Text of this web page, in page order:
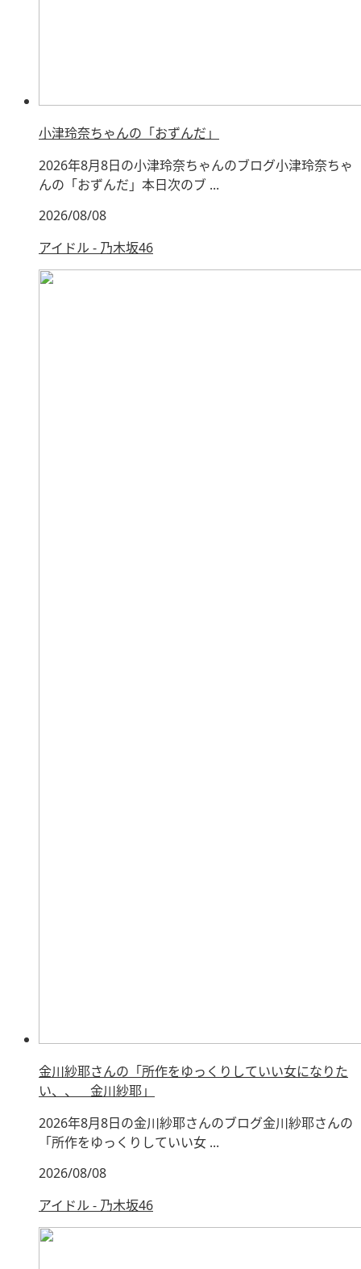
小津玲奈ちゃんの「おずんだ」
2026年8月8日の小津玲奈ちゃんのブログ小津玲奈ちゃ
んの「おずんだ」本日次のブ ...
2026/08/08
アイドル - 乃木坂46
金川紗耶さんの「所作をゆっくりしていい女になりた
い、、 金川紗耶」
2026年8月8日の金川紗耶さんのブログ金川紗耶さんの
「所作をゆっくりしていい女 ...
2026/08/08
アイドル - 乃木坂46